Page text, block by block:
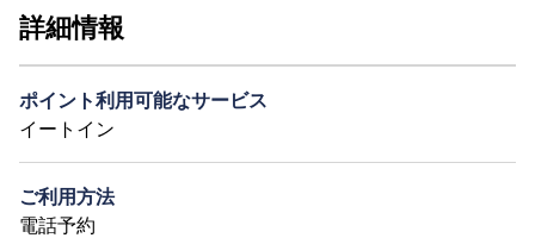
詳細情報
ポイント利用可能なサービス
イートイン
ご利用方法
電話予約